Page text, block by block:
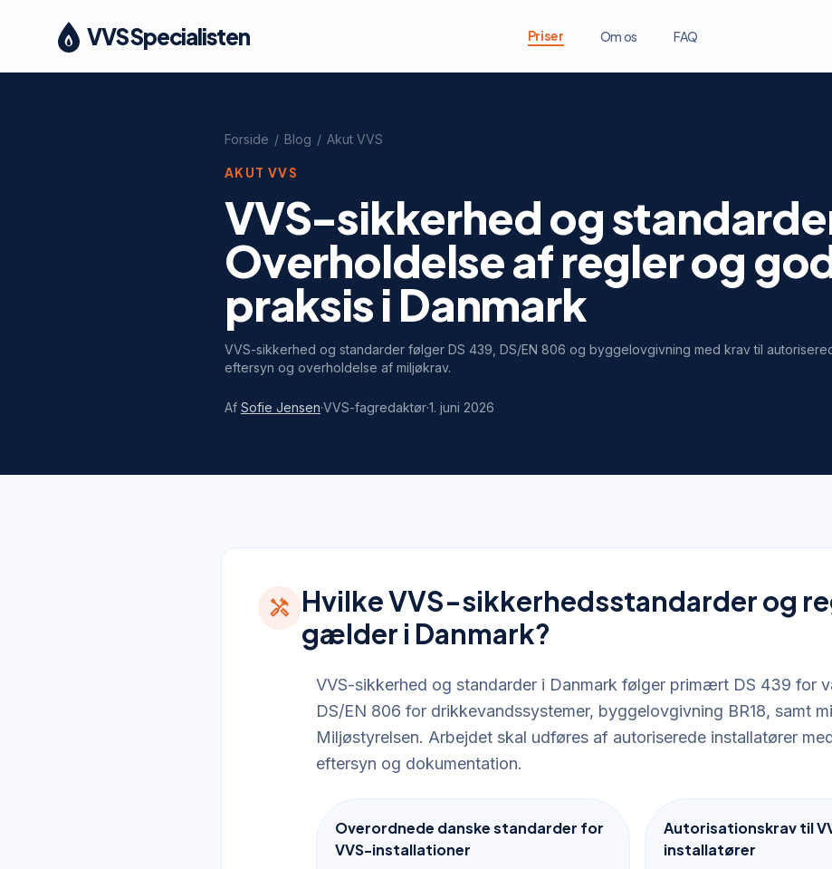
VVS Specialisten Priser Om os FAQ
Forside / Blog / Akut VVS
AKUT VVS
VVS-sikkerhed og
Overholdelse af regler og
praksis i Danmark
VVS-sikkerhed og standarder følger DS 439, DS/EN 806 og byggelovgivning med krav til
eftersyn og overholdelse af miljøkrav.
Af Sofie Jensen·VVS-fagredaktør·1. juni 2026
handyman Hvilke VVS-sikkerhedsstandarder og
gælder i Danmark?
VVS-sikkerhed og standarder i Danmark følger primært DS 439 for
DS/EN 806 for drikkevandssystemer, byggelovgivning BR18, samt
Miljøstyrelsen. Arbejdet skal udføres af autoriserede installatører
eftersyn og dokumentation.
Overordnede danske standarder for
VVS-installationer
Autorisationskrav til
installatører